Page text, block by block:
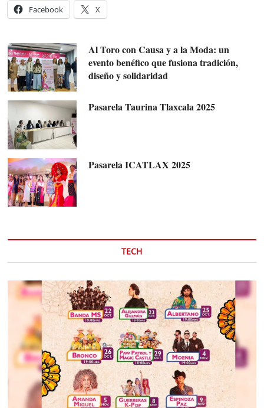
Facebook X
Al Toro con Causa y a la Moda: un
evento benéfico que fusiona tradición,
diseño y solidaridad
Pasarela Taurina Tlaxcala 2025
Pasarela ICATLAX 2025
TECH